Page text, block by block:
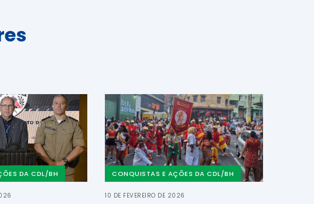
DA CDL/BH CONQUISTAS E AÇÕES DA CDL/BH
10 DE FEVEREIRO DE 2026